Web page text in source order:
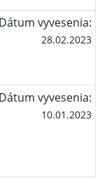
Dátum vyvesenia:
28.02.2023
Dátum vyvesenia:
10.01.2023